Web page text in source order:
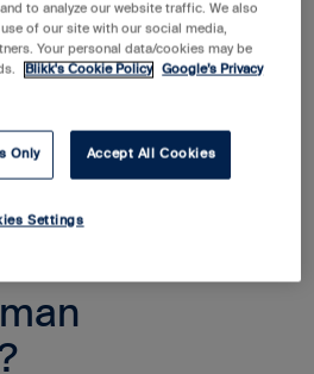
har som målsättning att gå
möjligt, då det på sikt är
verksamhet som går med
period krävs det vanligtvis att
to analyze our website traffic. We also
of our site with our social media,
Your personal data/cookies may be
Blikk's Cookie Policy
Google’s Privacy
Only Accept All Cookies
Settings